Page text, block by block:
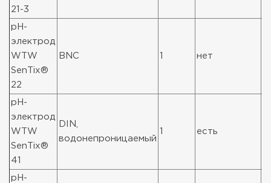
21-3
pH-
электрод
WTW
SenTix®
22
BNC нет
pH-
электрод
WTW
SenTix®
41
DIN,
водонепроницаемый
есть
pH-